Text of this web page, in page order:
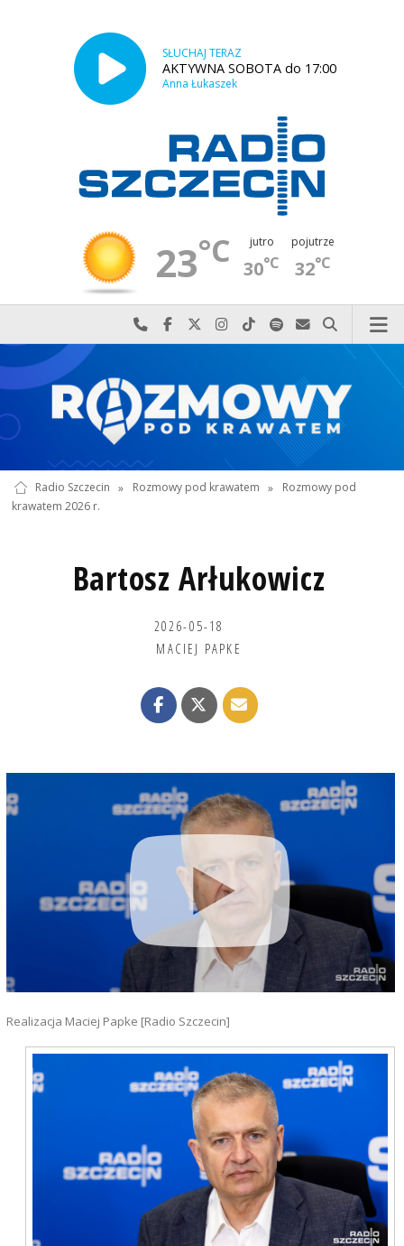
SŁUCHAJ TERAZ
AKTYWNA SOBOTA do 17:00
Anna Łukaszek
23°C jutro
30°C
pojutrze
32°C
Najlepiej po prostu do nas zadzwoń
Odwiedź nas na Facebook-u
Odwiedź nas na X
Odwiedź nas na Instagram-ie
Odwiedź nas na TikTok-u
Szukaj nas na Spotify
Wyślij do nas
Szukaj
Radio Szczecin » Rozmowy pod krawatem »
Rozmowy pod
krawatem 2026 r.
Bartosz Arłukowicz
2026-05-18
MACIEJ PAPKE
Realizacja Maciej Papke [Radio Szczecin]